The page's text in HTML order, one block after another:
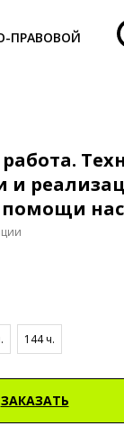
и
144 ч.
ЗАКАЗАТЬ